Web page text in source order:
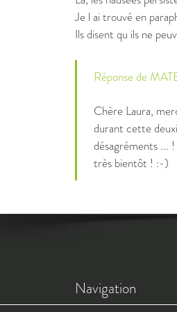
Je l ai trouvé en
Ils disent qu ils ne
Réponse de
Chère Laura,
durant cette
désagréments ...
très bientôt ! :-)
Navigation